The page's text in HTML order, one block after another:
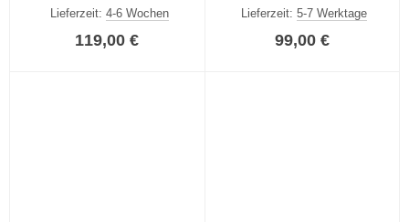
Lieferzeit: 4-6 Wochen
119,00 €
Lieferzeit:5-7 Werktage
99,00 €